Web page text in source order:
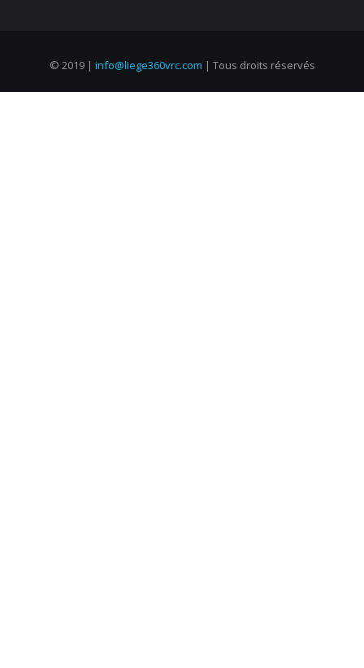
© 2019 | info@liege360vrc.com | Tous droits réservés